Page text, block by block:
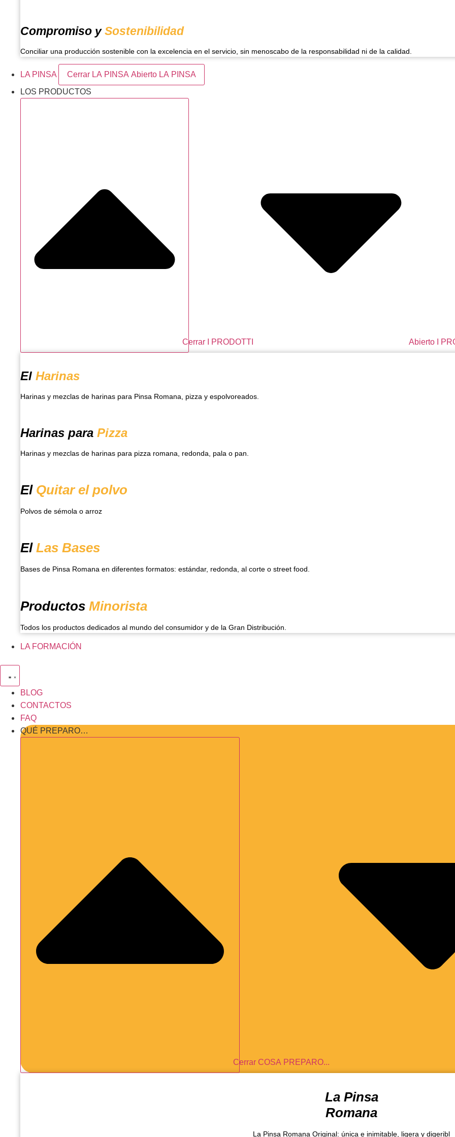
Compromiso ySostenibilidad
Conciliar una producción sostenible con la excelencia en el servicio, sin menoscabo de la responsabilidad ni de la calidad.
LA PINSA Cerrar LA PINSA Abierto LA PINSA
LOS PRODUCTOS
Cerrar I PRODOTTI Abierto I
El Harinas
Harinas y mezclas de harinas para Pinsa Romana, pizza y espolvoreados.
Harinas para Pizza
Harinas y mezclas de harinas para pizza romana, redonda, pala o pan.
El Quitar el polvo
Polvos de sémola o arroz
El Las Bases
Bases de Pinsa Romana en diferentes formatos: estándar, redonda, al corte o street food.
Productos Minorista
Todos los productos dedicados al mundo del consumidor y de la Gran Distribución.
LA FORMACIÓN
BLOG
CONTACTOS
FAQ
QUÉ PREPARO…
Cerrar COSA PREPARO...
La Pinsa
Romana
La Pinsa Romana Original: única e inimitable, ligera y digeribl